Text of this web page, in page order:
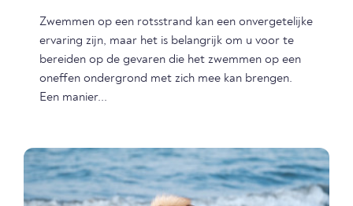
Zwemmen op een rotsstrand kan een onvergetelijke
ervaring zijn, maar het is belangrijk om u voor te
bereiden op de gevaren die het zwemmen op een
oneffen ondergrond met zich mee kan brengen.
Een manier...